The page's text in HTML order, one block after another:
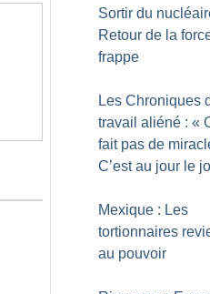
Sortir du
Retour de la
frappe
Les Chroniques
travail aliéné : «
fait pas de
C’est au jour le
Mexique : Les
tortionnaires
au pouvoir